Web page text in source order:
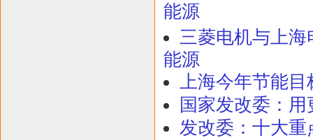
能源
三菱电机与上
能源
上海今年节能目
国家发改委：
发改委：十大重